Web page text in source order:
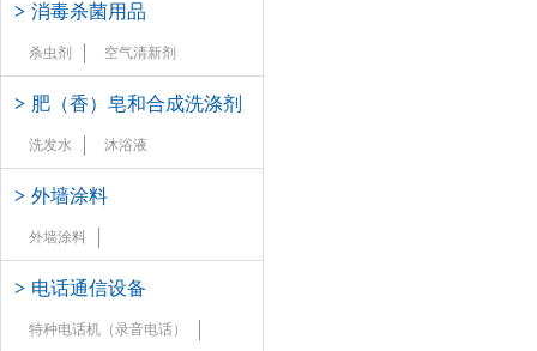
> 消毒杀菌用品
杀虫剂 空气清新剂
> 肥（香）皂和合成洗涤剂
洗发水 沐浴液
> 外墙涂料
外墙涂料
> 电话通信设备
特种电话机（录音电话）